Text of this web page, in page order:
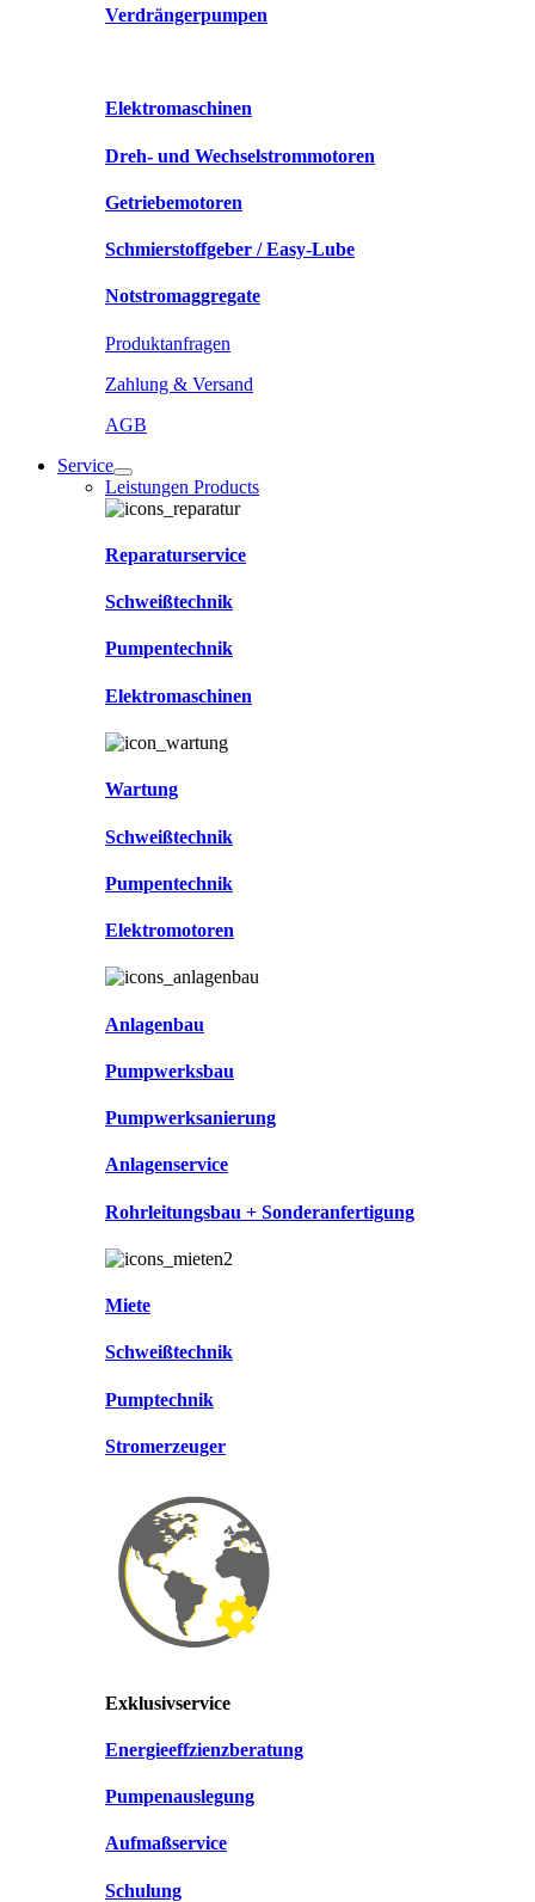
Verdrängerpumpen
Elektromaschinen
Dreh- und Wechselstrommotoren
Getriebemotoren
Schmierstoffgeber / Easy-Lube
Notstromaggregate
Produktanfragen
Zahlung & Versand
AGB
Service
Leistungen Products
Reparaturservice
Schweißtechnik
Pumpentechnik
Elektromaschinen
Wartung
Schweißtechnik
Pumpentechnik
Elektromotoren
Anlagenbau
Pumpwerksbau
Pumpwerksanierung
Anlagenservice
Rohrleitungsbau + Sonderanfertigung
Miete
Schweißtechnik
Pumptechnik
Stromerzeuger
Exklusivservice
Energieeffzienzberatung
Pumpenauslegung
Aufmaßservice
Schulung